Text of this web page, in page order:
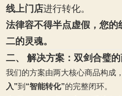
线上门店进行转化。
法律容不得半点虚假，您的
二的灵魂。
二、 解决方案：双剑合璧
我们的方案由两大核心商品构成
入”到 “智能转化”的完整闭环。